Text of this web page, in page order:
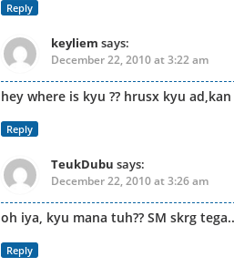
Reply
keyliem says:
December 22, 2010 at 3:22 am
hey where is kyu ?? hrusx kyu
Reply
TeukDubu says:
December 22, 2010 at 3:26 am
oh iya, kyu mana tuh?? SM skrg
Reply